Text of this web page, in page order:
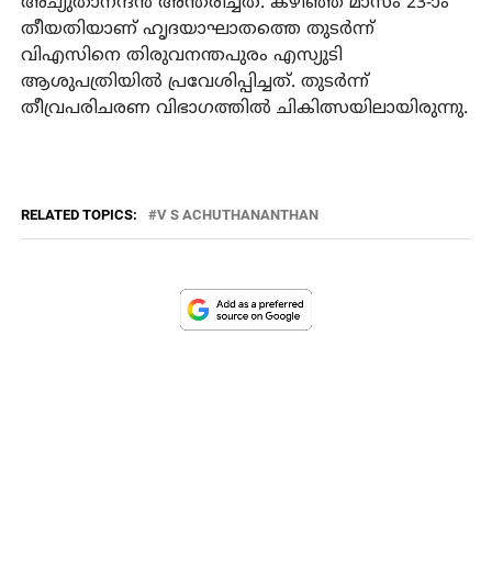
തീയതിയാണ് ഹൃദയാഘാതത്തെ തുടര്‍ന്ന്
വിഎസിനെ തിരുവനന്തപുരം എസ്യുടി
ആശുപത്രിയില്‍ പ്രവേശിപ്പിച്ചത്. തുടര്‍ന്ന്
തീവ്രപരിചരണ വിഭാഗത്തില്‍ ചികിത്സയിലായിരുന്നു.
RELATED TOPICS: V S ACHUTHANANTHAN